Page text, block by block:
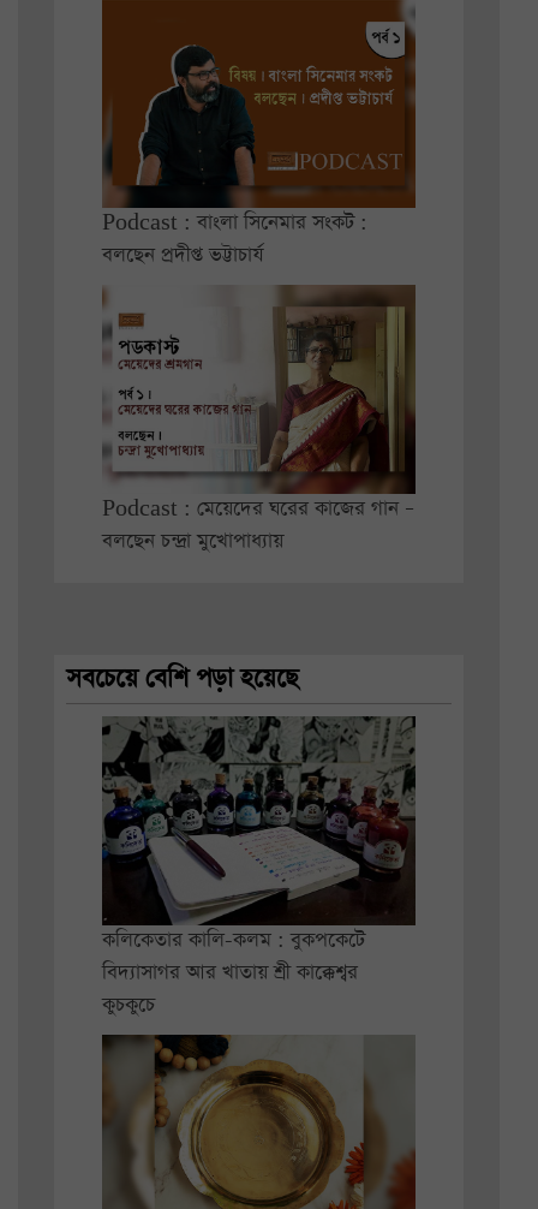
Podcast : বাংলা সিনেমার সংকট :
বলছেন প্রদীপ্ত ভট্টাচার্য
Podcast : মেয়েদের ঘরের কাজের গান –
বলছেন চন্দ্রা মুখোপাধ্যায়
সবচেয়ে বেশি পড়া হয়েছে
কলিকেতার কালি-কলম : বুকপকেটে
বিদ্যাসাগর আর খাতায় শ্রী কাক্কেশ্বর
কুচকুচে